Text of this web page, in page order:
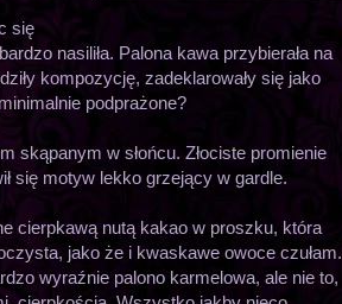
się
nasiliła. Palona kawa przybierała na
kompozycję, zadeklarowały się jako
podprażone?
skąpanym w słońcu. Złociste promienie
się motyw lekko grzejący w gardle.
cierpkawą nutą kakao w proszku, która
jako że i kwaskawe owoce czułam.
wyraźnie palono karmelowa, ale nie to,